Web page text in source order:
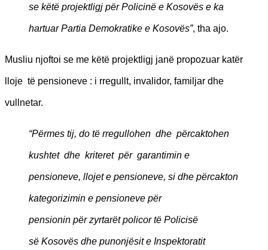
se këtë projektligj për Policinë e Kosovës e ka
hartuar Partia Demokratike e Kosovës”, tha ajo.
Musliu njoftoi se me këtë projektligj janë propozuar katër
lloje të pensioneve : i rregullt, invalidor, familjar dhe
vullnetar.
“Përmes tij, do të rregullohen dhe përcaktohen
kushtet dhe kriteret për garantimin e
pensioneve, llojet e pensioneve, si dhe përcakton
kategorizimin e pensioneve për
pensionin për zyrtarët policor të Policisë
së Kosovës dhe punonjësit e Inspektoratit